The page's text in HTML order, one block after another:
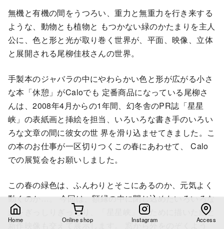
無機と有機の間をうつろい、重力と無重力を行き来する
ような、動物とも植物と もつかない緑のかたまりを主人
公に、色と形と光が取り巻く世界が、平面、映像、立体
と展開される尾柳佳枝さんの世界。
手製本のジャバラの中にやわらかい色と形が広がる小さ
な本「休憩」がCaloでも 定番商品になっている尾柳さ
んは、2008年4月からの1年間、幻冬舎のPR誌「星星
峡」の表紙画と挿絵を担当、いろいろな書き手のいろい
ろな文章の間に彼女の世 界を滑り込ませてきました。こ
の本のお仕事が一区切りつくこの春にあわせて、 Calo
での展覧会をお願いしました。
この春の緑色は、ふんわりとそこにあるのか、元気よく
動くのか…。 今回は、額縁の中に閉じ込めたいろいろな
緑をぎっしりぎっちり、「星星峡」の ために描いた絵と
新作映像も交えて展示します。 窓から外をのぞくよう
Home Online shop Instagram Access